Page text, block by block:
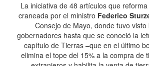
La iniciativa de 48 artículos que
craneada por el ministro Federico
Consejo de Mayo, donde tuvo visto
gobernadores hasta que se conoció la
capítulo de Tierras –que en el último
elimina el tope del 15% a la compra de